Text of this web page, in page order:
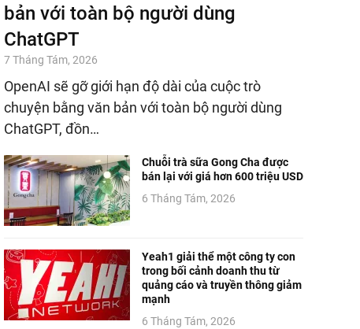
bản với toàn bộ người dùng
ChatGPT
7 Tháng Tám, 2026
OpenAI sẽ gỡ giới hạn độ dài của cuộc trò
chuyện bằng văn bản với toàn bộ người dùng
ChatGPT, đồn…
Chuỗi trà sữa Gong Cha được
bán lại với giá hơn 600 triệu USD
6 Tháng Tám, 2026
Yeah1 giải thể một công ty con
trong bối cảnh doanh thu từ
quảng cáo và truyền thông giảm
mạnh
6 Tháng Tám, 2026